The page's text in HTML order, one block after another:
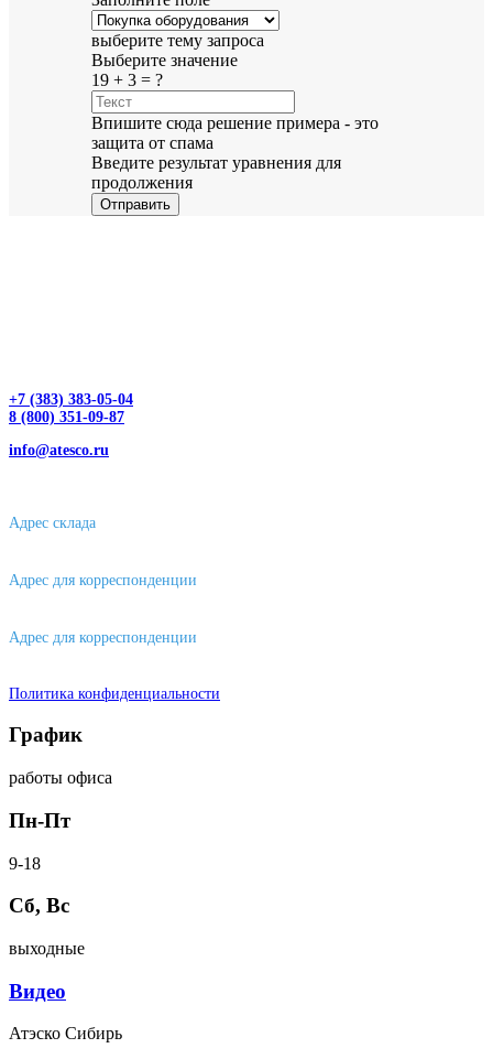
выберите тему запроса
Выберите значение
19 + 3 = ?
Впишите сюда решение примера - это
защита от спама
Введите результат уравнения для
продолжения
Отправить
+7 (383) 383-05-04
8 (800) 351-09-87
info@atesco.ru
Адрес склада
Адрес для корреспонденции
Адрес для корреспонденции
Политика конфиденциальности
График
работы офиса
Пн-Пт
9-18
Сб, Вс
выходные
Видео
Атэско Сибирь